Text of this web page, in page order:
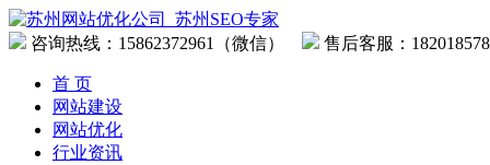
咨询热线： 15862372961（微信） 售后客服：
首 页
网站建设
网站优化
行业资讯